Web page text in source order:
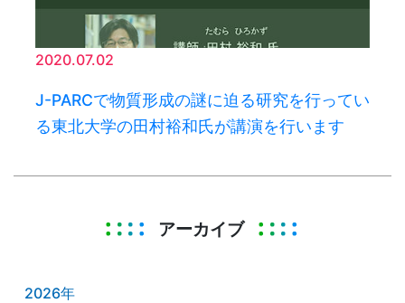
2020.07.02
J-PARCで物質形成の謎に迫る研究を行ってい
る東北大学の田村裕和氏が講演を行います
アーカイブ
2026年